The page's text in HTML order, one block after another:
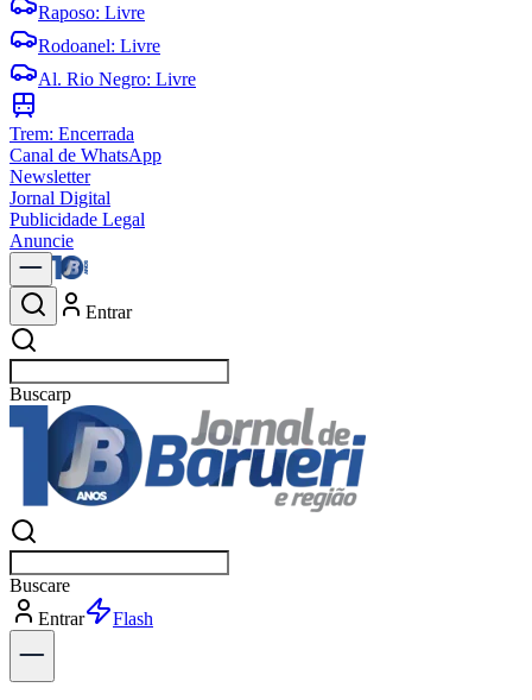
Raposo: Livre
Rodoanel: Livre
Al. Rio Negro: Livre
Trem: Encerrada
Canal de WhatsApp
Newsletter
Jornal Digital
Publicidade Legal
Anuncie
Entrar
Buscarpolítica
Buscarpolítica
Entrar